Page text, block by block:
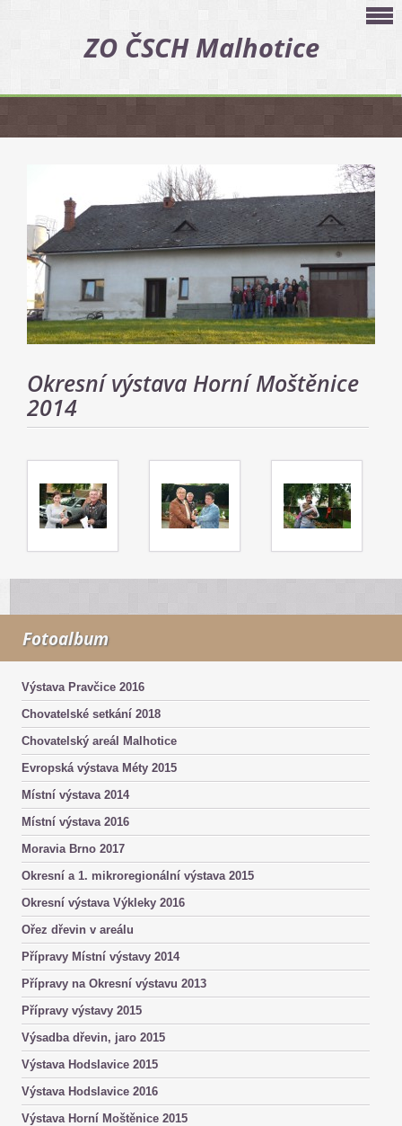
ZO ČSCH Malhotice
Okresní výstava Horní Moštěnice
2014
Fotoalbum
Výstava Pravčice 2016
Chovatelské setkání 2018
Chovatelský areál Malhotice
Evropská výstava Méty 2015
Místní výstava 2014
Místní výstava 2016
Moravia Brno 2017
Okresní a 1. mikroregionální výstava 2015
Okresní výstava Výkleky 2016
Ořez dřevin v areálu
Přípravy Místní výstavy 2014
Přípravy na Okresní výstavu 2013
Přípravy výstavy 2015
Výsadba dřevin, jaro 2015
Výstava Hodslavice 2015
Výstava Hodslavice 2016
Výstava Horní Moštěnice 2015